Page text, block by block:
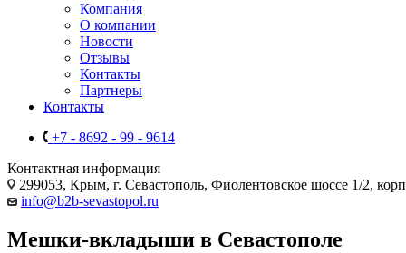
Компания
О компании
Новости
Отзывы
Контакты
Партнеры
Контакты
+7 - 8692 - 99 - 9614
Контактная информация
299053, Крым, г. Севастополь, Фиолентовское шоссе 1/2,
info@b2b-sevastopol.ru
Мешки-вкладыши в Севастополе